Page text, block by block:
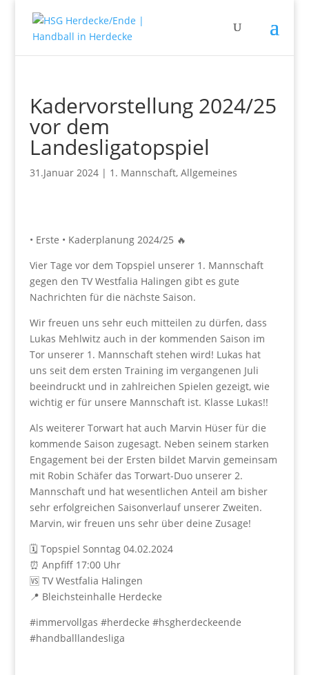
Kadervorstellung 2024/25
vor dem
Landesligatopspiel
31.Januar 2024| 1. Mannschaft, Allgemeines
• Erste • Kaderplanung 2024/25 🔥
Vier Tage vor dem Topspiel unserer 1. Mannschaft
gegen den TV Westfalia Halingen gibt es gute
Nachrichten für die nächste Saison.
Wir freuen uns sehr euch mitteilen zu dürfen, dass
Lukas Mehlwitz auch in der kommenden Saison im
Tor unserer 1. Mannschaft stehen wird! Lukas hat
uns seit dem ersten Training im vergangenen Juli
beeindruckt und in zahlreichen Spielen gezeigt, wie
wichtig er für unsere Mannschaft ist. Klasse Lukas!!
Als weiterer Torwart hat auch Marvin Hüser für die
kommende Saison zugesagt. Neben seinem starken
Engagement bei der Ersten bildet Marvin gemeinsam
mit Robin Schäfer das Torwart-Duo unserer 2.
Mannschaft und hat wesentlichen Anteil am bisher
sehr erfolgreichen Saisonverlauf unserer Zweiten.
Marvin, wir freuen uns sehr über deine Zusage!
🗓 Topspiel Sonntag 04.02.2024
⏰️ Anpfiff 17:00 Uhr
🆚️ TV Westfalia Halingen
📍 Bleichsteinhalle Herdecke
#immervollgas #herdecke #hsgherdeckeende
#handballlandesliga